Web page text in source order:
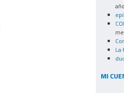
La
MI